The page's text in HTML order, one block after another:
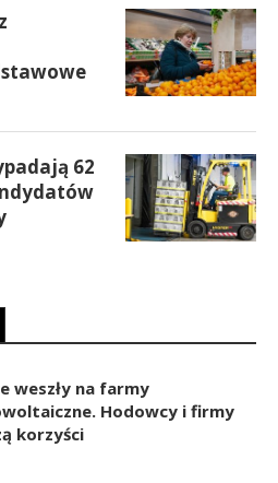
62
weszły na farmy
Hodowcy i firmy
korzyści